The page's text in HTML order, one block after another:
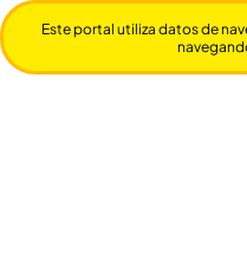
Este portal utiliza datos de